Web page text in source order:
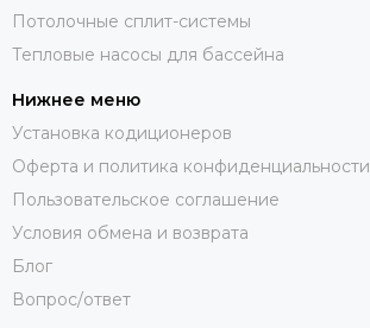
Потолочные сплит-системы
Тепловые насосы для бассейна
Нижнее меню
Установка кодиционеров
Оферта и политика конфиденциальности
Пользовательское соглашение
Условия обмена и возврата
Блог
Вопрос/ответ